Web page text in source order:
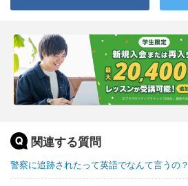
関連する質問
警察に追跡されたって英語でなんて言うの？